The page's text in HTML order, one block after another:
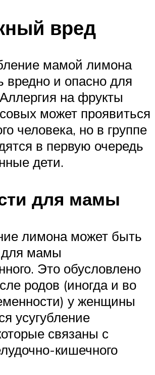
вред
мамой лимона
вредно и опасно для
на фрукты
может проявиться
человека, но в группе
в первую очередь
дети.
для мамы
лимона может быть
мамы
Это обусловлено
родов (иногда и во
у женщины
усугубление
связаны с
кишечного